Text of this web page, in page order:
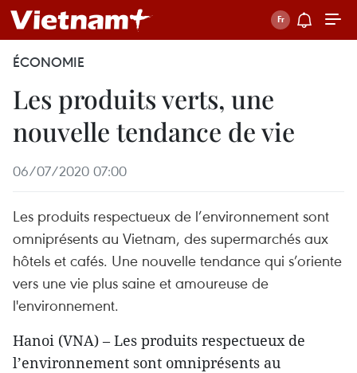
ÉCONOMIE
Les produits verts, une
nouvelle tendance de vie
06/07/2020 07:00
Les produits respectueux de l’environnement sont
omniprésents au Vietnam, des supermarchés aux
hôtels et cafés. Une nouvelle tendance qui s’oriente
vers une vie plus saine et amoureuse de
l'environnement.
Hanoi (VNA) – Les produits respectueux de
l’environnement sont omniprésents au